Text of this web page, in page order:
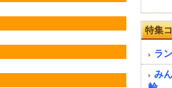
特集
ラ
み